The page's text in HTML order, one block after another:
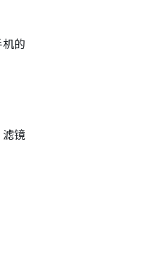
的
镜